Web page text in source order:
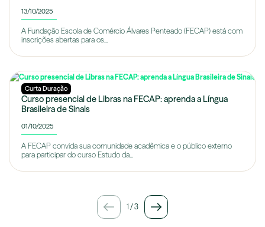
13/10/2025
A Fundação Escola de Comércio Álvares Penteado (FECAP) está com
inscrições abertas para os...
Curta Duração
Curso presencial de Libras na FECAP: aprenda a Língua
Brasileira de Sinais
01/10/2025
A FECAP convida sua comunidade acadêmica e o público externo
para participar do curso Estudo da...
1 /3